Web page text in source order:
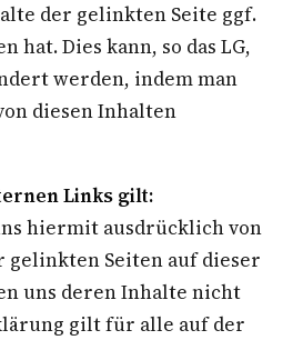
der gelinkten Seite ggf.
hat. Dies kann, so das LG,
werden, indem man
diesen Inhalten
Links gilt:
hiermit ausdrücklich von
Seiten auf dieser
uns deren Inhalte nicht
gilt für alle auf der